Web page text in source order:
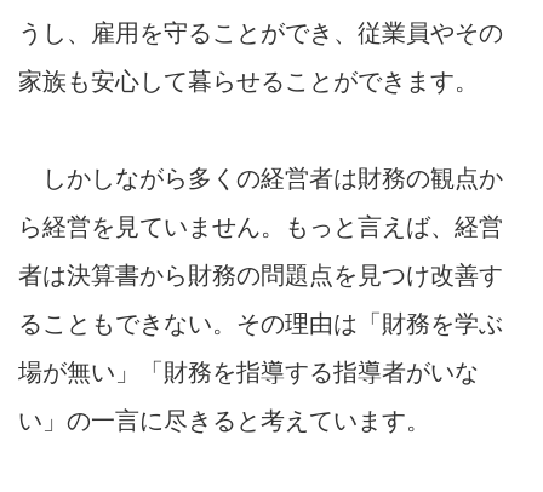
うし、雇用を守ることができ、従業員やその
家族も安心して暮らせることができます。
しかしながら多くの経営者は財務の観点か
ら経営を見ていません。もっと言えば、経営
者は決算書から財務の問題点を見つけ改善す
ることもできない。その理由は「財務を学ぶ
場が無い」「財務を指導する指導者がいな
い」の一言に尽きると考えています。